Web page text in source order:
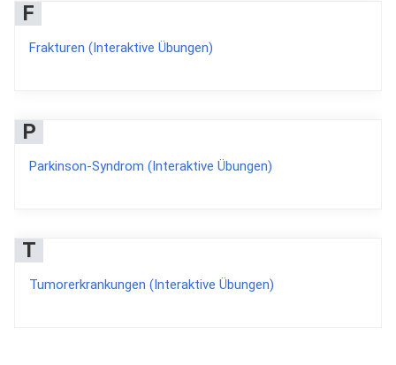
F
Frakturen (Interaktive Übungen)
P
Parkinson-Syndrom (Interaktive Übungen)
T
Tumorerkrankungen (Interaktive Übungen)